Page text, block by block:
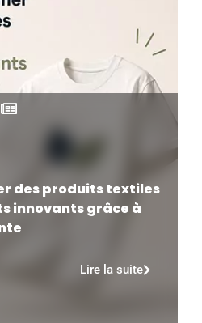
des produits textiles
innovants grâce à
Lire la suite